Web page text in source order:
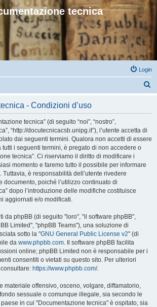
tecnica
Login
- Condizioni d’uso
tecnica” (di seguito “noi”, “nostro”,
“http://docutecnicacsb.unipg.it”), l’utente accetta di
dai seguenti termini. Qualora non accetti di essere
tutti i seguenti termini, è pregato di non accedere o
tecnica”. Ci riserviamo il diritto di modificare i
momento e faremo tutto il possibile per informare
Tuttavia, è responsabilità dell’utente rivedere
documento, poiché l’utilizzo continuato di
dopo l’introduzione delle modifiche costituisce
aggiornati e/o modificati.
da phpBB (di seguito "loro", "il software phpBB",
Limited", "phpBB Teams"), una soluzione di
sotto la "GNU General Public License v2" (di
da www.phpbb.com. Il software phpBB facilita
online; phpBB Limited non è responsabile per i
consentiti o vietati su questo sito. Per ulteriori
https://www.phpbb.com/.
materiale offensivo, osceno, volgare, diffamatorio,
sessuale o comunque illegale, sia secondo le
in cui "Documentazione tecnica" è ospitato, sia